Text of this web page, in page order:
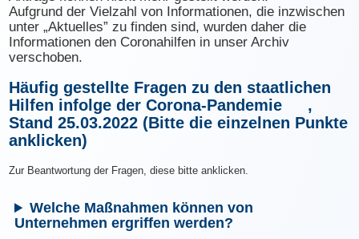
Aufgrund der Vielzahl von Informationen, die inzwischen
unter „Aktuelles” zu finden sind, wurden daher die
Informationen den Coronahilfen in unser Archiv
verschoben.
Häufig gestellte Fragen zu den staatlichen
Hilfen infolge der Corona-Pandemie
,
Stand 25.03.2022 (Bitte die einzelnen Punkte
anklicken)
Zur Beantwortung der Fragen, diese bitte anklicken.
Welche Maßnahmen können von
Unternehmen ergriffen werden?